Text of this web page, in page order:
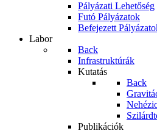
Pályázati Lehetőség
Futó Pályázatok
Befejezett
Labor
Back
Infrastruktúrák
Kutatás
Back
Publikációk